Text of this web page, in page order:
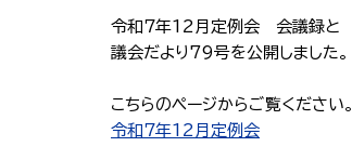
令和７年12月定例会 会議録と
議会だより79号を公開しました。
こちらのページからご覧ください。
令和７年12月定例会